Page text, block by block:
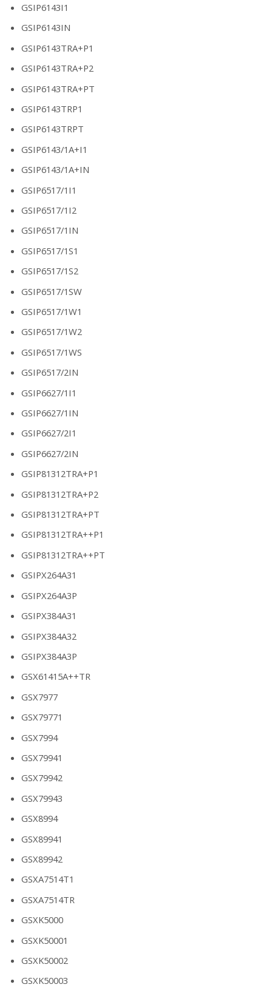
GSIP6143I1
GSIP6143IN
GSIP6143TRA+P1
GSIP6143TRA+P2
GSIP6143TRA+PT
GSIP6143TRP1
GSIP6143TRPT
GSIP6143/1A+I1
GSIP6143/1A+IN
GSIP6517/1I1
GSIP6517/1I2
GSIP6517/1IN
GSIP6517/1S1
GSIP6517/1S2
GSIP6517/1SW
GSIP6517/1W1
GSIP6517/1W2
GSIP6517/1WS
GSIP6517/2IN
GSIP6627/1I1
GSIP6627/1IN
GSIP6627/2I1
GSIP6627/2IN
GSIP81312TRA+P1
GSIP81312TRA+P2
GSIP81312TRA+PT
GSIP81312TRA++P1
GSIP81312TRA++PT
GSIPX264A31
GSIPX264A3P
GSIPX384A31
GSIPX384A32
GSIPX384A3P
GSX61415A++TR
GSX7977
GSX79771
GSX7994
GSX79941
GSX79942
GSX79943
GSX8994
GSX89941
GSX89942
GSXA7514T1
GSXA7514TR
GSXK5000
GSXK50001
GSXK50002
GSXK50003